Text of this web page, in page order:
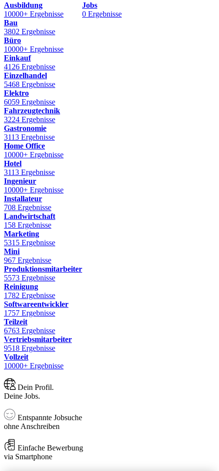
Ausbildung
10000+ Ergebnisse
Bau
3802 Ergebnisse
Büro
10000+ Ergebnisse
Einkauf
4126 Ergebnisse
Einzelhandel
5468 Ergebnisse
Elektro
6059 Ergebnisse
Fahrzeugtechnik
3224 Ergebnisse
Gastronomie
3113 Ergebnisse
Home Office
10000+ Ergebnisse
Hotel
3113 Ergebnisse
Ingenieur
10000+ Ergebnisse
Installateur
708 Ergebnisse
Landwirtschaft
158 Ergebnisse
Marketing
5315 Ergebnisse
Mini
967 Ergebnisse
Produktionsmitarbeiter
5573 Ergebnisse
Reinigung
1782 Ergebnisse
Softwareentwickler
1757 Ergebnisse
Teilzeit
6763 Ergebnisse
Vertriebsmitarbeiter
9518 Ergebnisse
Vollzeit
10000+ Ergebnisse
Jobs
0 Ergebnisse
Dein Profil.
Deine Jobs.
Entspannte Jobsuche
ohne Anschreiben
Einfache Bewerbung
via Smartphone